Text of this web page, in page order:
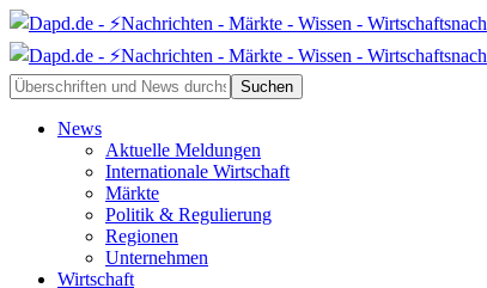
News
Aktuelle Meldungen
Internationale Wirtschaft
Märkte
Politik & Regulierung
Regionen
Unternehmen
Wirtschaft